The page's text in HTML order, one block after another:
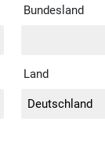
Bundesland
Land